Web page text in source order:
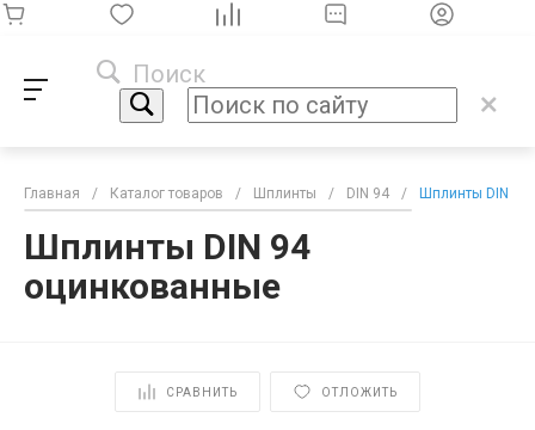
Поиск
Главная / Каталог товаров / Шплинты / DIN 94 / Шплинты DIN
Шплинты DIN 94
оцинкованные
СРАВНИТЬ ОТЛОЖИТЬ